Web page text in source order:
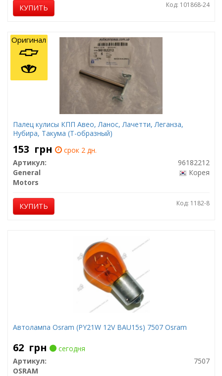
КУПИТЬ Код: 101868-24
Палец кулисы КПП Авео, Ланос, Лачетти, Леганза,
Нубира, Такума (T-образный)
153 грн
срок 2 дн.
Артикул:
96182212
General
Motors
Корея
КУПИТЬ Код: 1182-8
Оригинал
Автолампа Osram (PY21W 12V BAU15s) 7507 Osram
62 грн
сегодня
Артикул:
7507
OSRAM